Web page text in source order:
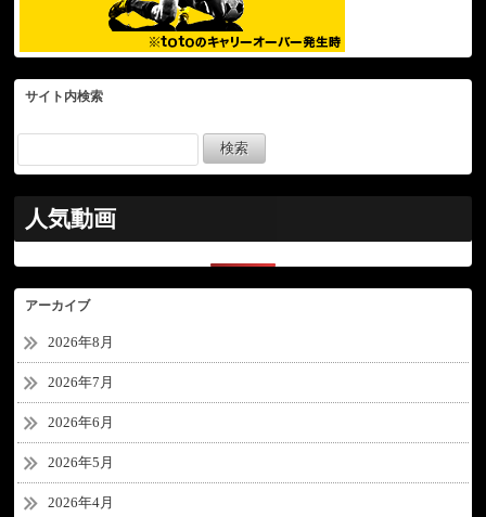
サイト内検索
人気動画
アーカイブ
2026年8月
2026年7月
2026年6月
2026年5月
2026年4月